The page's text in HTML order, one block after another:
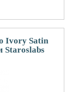
Ivory Satin
Staroslabs